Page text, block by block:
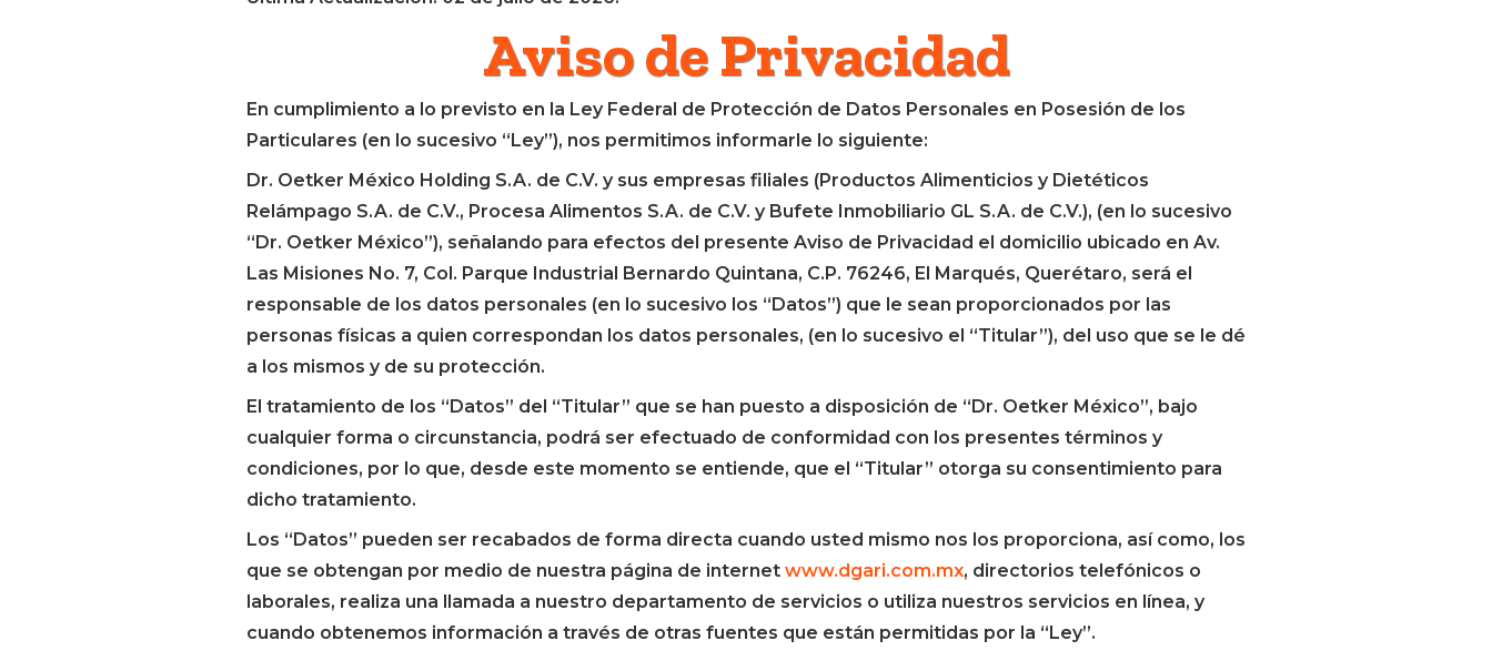
Aviso de Privacidad
En cumplimiento a lo previsto en la Ley Federal de Protección de Datos Personales en Posesión de los
Particulares (en lo sucesivo “Ley”), nos permitimos informarle lo siguiente:
Dr. Oetker México Holding S.A. de C.V. y sus empresas filiales (Productos Alimenticios y Dietéticos
Relámpago S.A. de C.V., Procesa Alimentos S.A. de C.V. y Bufete Inmobiliario GL S.A. de C.V.), (en lo sucesivo
“Dr. Oetker México”), señalando para efectos del presente Aviso de Privacidad el domicilio ubicado en Av.
Las Misiones No. 7, Col. Parque Industrial Bernardo Quintana, C.P. 76246, El Marqués, Querétaro, será el
responsable de los datos personales (en lo sucesivo los “Datos”) que le sean proporcionados por las
personas físicas a quien correspondan los datos personales, (en lo sucesivo el “Titular”), del uso que se le dé
a los mismos y de su protección.
El tratamiento de los “Datos” del “Titular” que se han puesto a disposición de “Dr. Oetker México”, bajo
cualquier forma o circunstancia, podrá ser efectuado de conformidad con los presentes términos y
condiciones, por lo que, desde este momento se entiende, que el “Titular” otorga su consentimiento para
dicho tratamiento.
Los “Datos” pueden ser recabados de forma directa cuando usted mismo nos los proporciona, así como, los
que se obtengan por medio de nuestra página de internet www.dgari.com.mx, directorios telefónicos o
laborales, realiza una llamada a nuestro departamento de servicios o utiliza nuestros servicios en línea, y
cuando obtenemos información a través de otras fuentes que están permitidas por la “Ley”.